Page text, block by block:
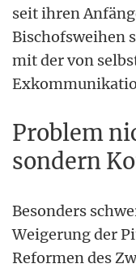
seit ihren
Bischofsweihen
mit der von
Problem
sondern
Besonders
Weigerung der
Reformen des